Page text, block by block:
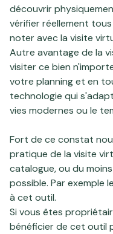
découvrir
vérifier réellement
noter avec la visite
Autre avantage de la
visiter ce bien
votre planning et en
technologie qui
vies modernes ou le
Fort de ce constat
pratique de la visite
catalogue, ou du
possible. Par exemple
à cet outil.
Si vous êtes
bénéficier de cet outil